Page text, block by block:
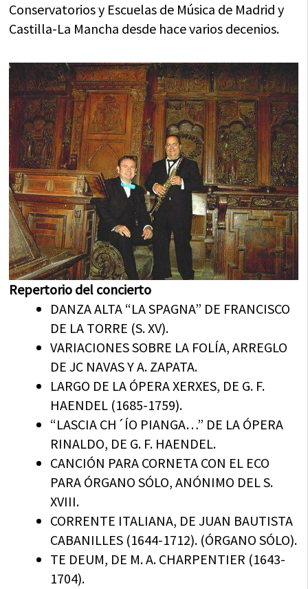
Conservatorios y Escuelas de Música de Madrid y
Castilla-La Mancha desde hace varios decenios.
Repertorio del concierto
DANZA ALTA “LA SPAGNA” DE FRANCISCO
DE LA TORRE (S. XV).
VARIACIONES SOBRE LA FOLÍA, ARREGLO
DE JC NAVAS Y A. ZAPATA.
LARGO DE LA ÓPERA XERXES, DE G. F.
HAENDEL (1685-1759).
“LASCIA CH´ÍO PIANGA…” DE LA ÓPERA
RINALDO, DE G. F. HAENDEL.
CANCIÓN PARA CORNETA CON EL ECO
PARA ÓRGANO SÓLO, ANÓNIMO DEL S.
XVIII.
CORRENTE ITALIANA, DE JUAN BAUTISTA
CABANILLES (1644-1712). (ÓRGANO SÓLO).
TE DEUM, DE M. A. CHARPENTIER (1643-
1704).